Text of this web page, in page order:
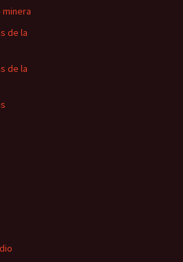
de la
de la